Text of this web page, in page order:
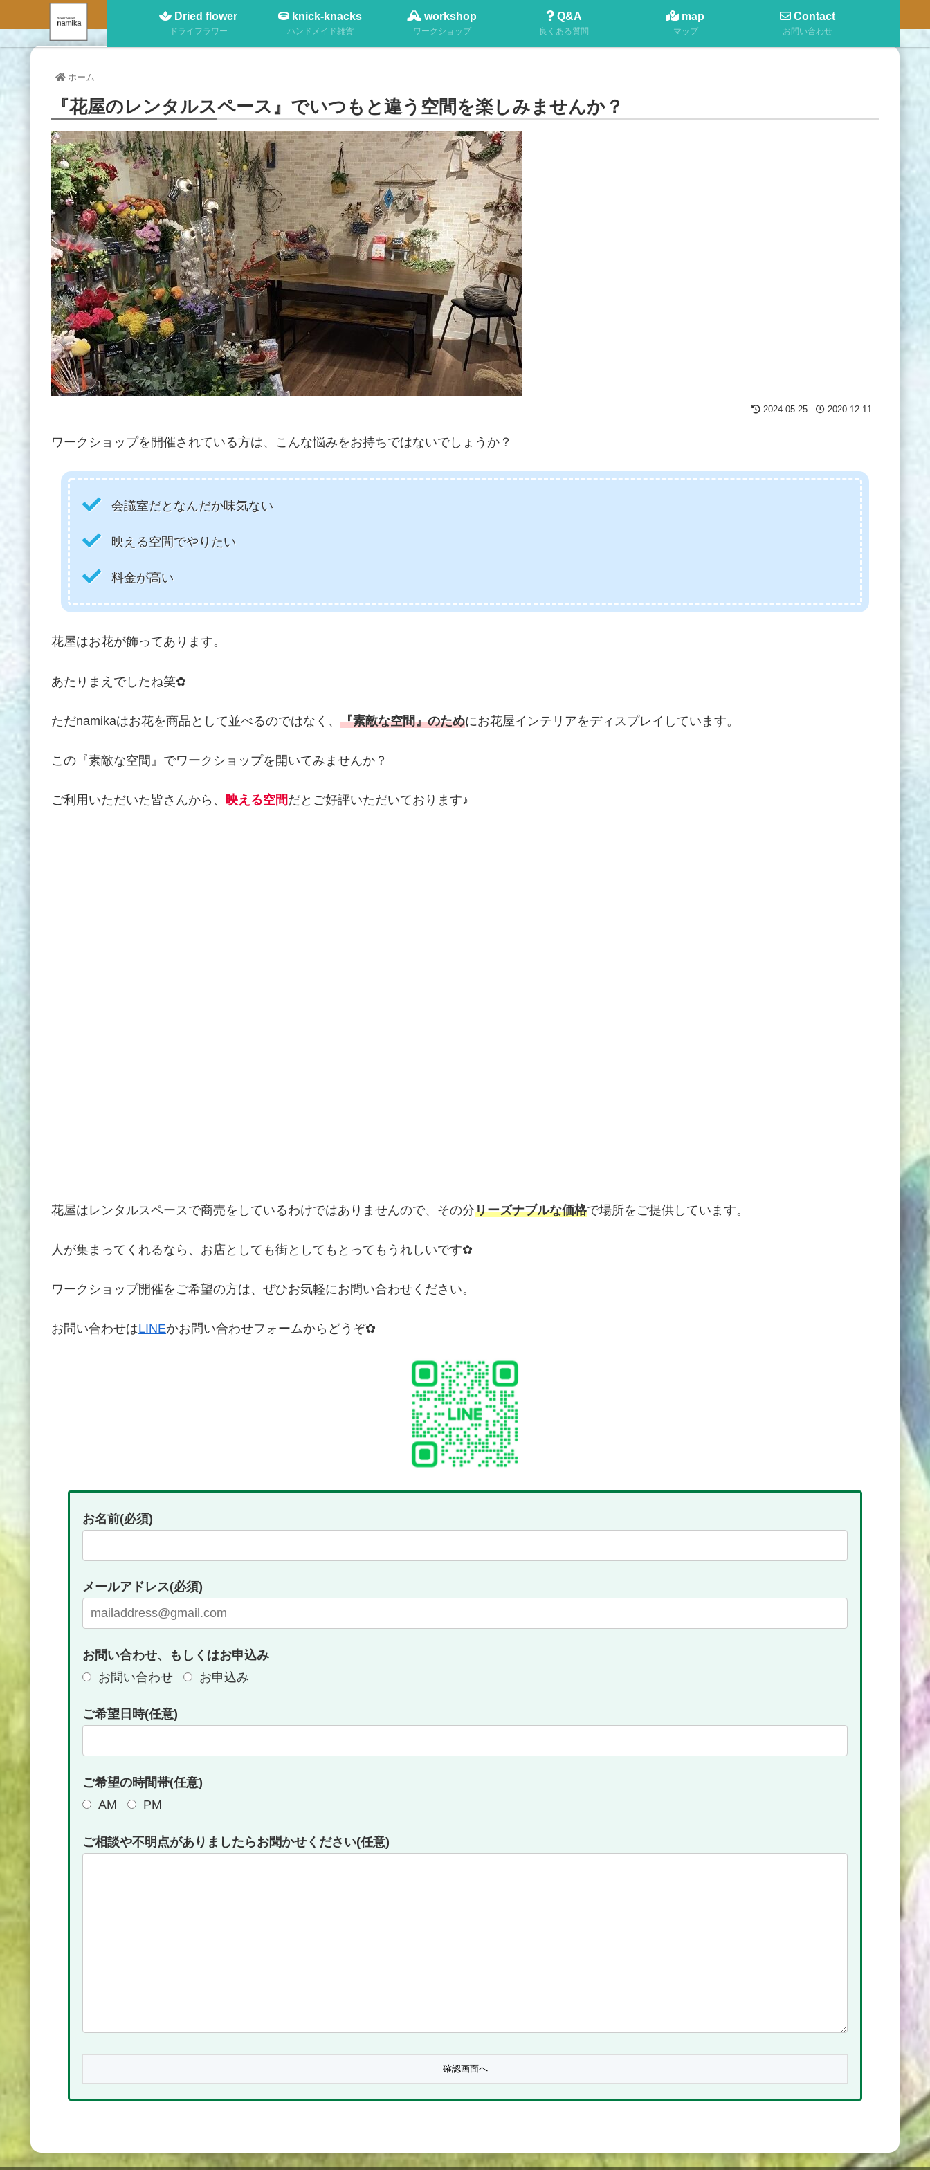
Dried flower
ドライフラワー
knick-knacks
ハンドメイド雑貨
workshop
ワークショップ
Q&A
良くある質問
map
マップ
Contact
お問い合わせ
お花の定期便を始めました⋙詳細
ホーム
『花屋のレンタルスペース』でいつもと違う空間を楽しみませんか？
2024.05.25 2020.12.11
ワークショップを開催されている方は、こんな悩みをお持ちではないでしょうか？
会議室だとなんだか味気ない
映える空間でやりたい
料金が高い
花屋はお花が飾ってあります。
あたりまえでしたね笑✿
ただnamikaはお花を商品として並べるのではなく、 『素敵な空間』のためにお花屋インテリアをディスプレイしています。
この『素敵な空間』でワークショップを開いてみませんか？
ご利用いただいた皆さんから、 映える空間だとご好評いただいております♪
花屋はレンタルスペースで商売をしているわけではありませんので、その分リーズナブルな価格で場所をご提供しています。
人が集まってくれるなら、お店としても街としてもとってもうれしいです✿
ワークショップ開催をご希望の方は、ぜひお気軽にお問い合わせください。
お問い合わせはLINEかお問い合わせフォームからどうぞ✿
お名前(必須)
メールアドレス(必須)
お問い合わせ、もしくはお申込み
お問い合わせ
お申込み
ご希望日時(任意)
ご希望の時間帯(任意)
AM
PM
ご相談や不明点がありましたらお聞かせください(任意)